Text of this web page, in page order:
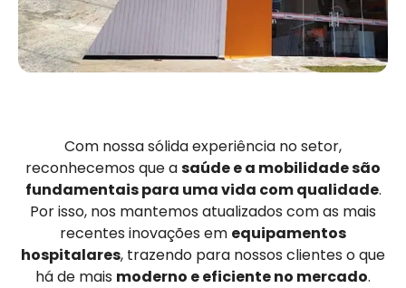
Com nossa sólida experiência no setor,
reconhecemos que asaúde e a mobilidade são
fundamentais para uma vida com qualidade.
Por isso, nos mantemos atualizados com as mais
recentes inovações em equipamentos
hospitalares, trazendo para nossos clientes o que
há de mais moderno e eficiente no mercado.